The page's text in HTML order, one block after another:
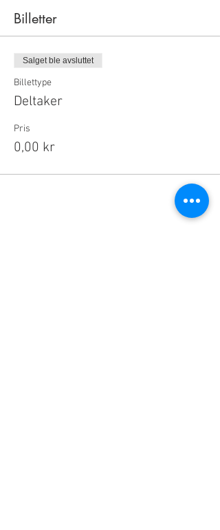
Billetter
Salget ble avsluttet
Billettype
Deltaker
Pris
0,00 kr